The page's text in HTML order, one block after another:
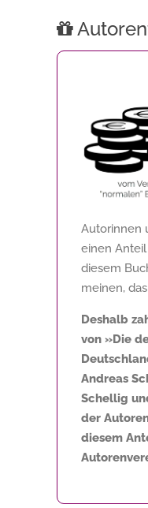
Autorinnen
einen Anteil
diesem
meinen,
Deshalb
von »Die
Andreas
Schellig
der
diesem